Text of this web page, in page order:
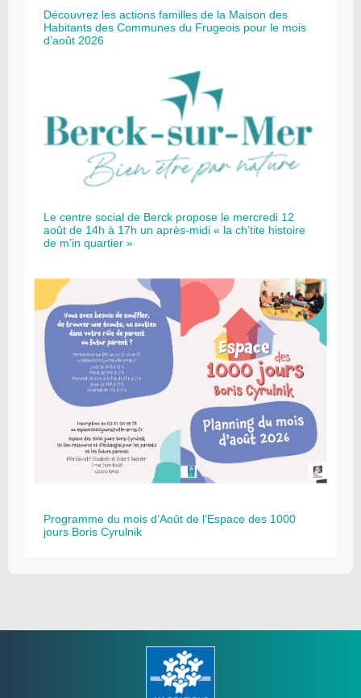
Découvrez les actions familles de la Maison des
Habitants des Communes du Frugeois pour le mois
d’août 2026
Le centre social de Berck propose le mercredi 12
août de 14h à 17h un après-midi « la ch’tite histoire
de m’in quartier »
Programme du mois d’Août de l’Espace des 1000
jours Boris Cyrulnik